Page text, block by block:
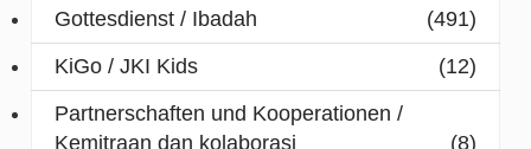
Gottesdienst / Ibadah
(491)
KiGo / JKI Kids
(12)
Partnerschaften und Kooperationen /
Kemitraan dan kolaborasi
(8)